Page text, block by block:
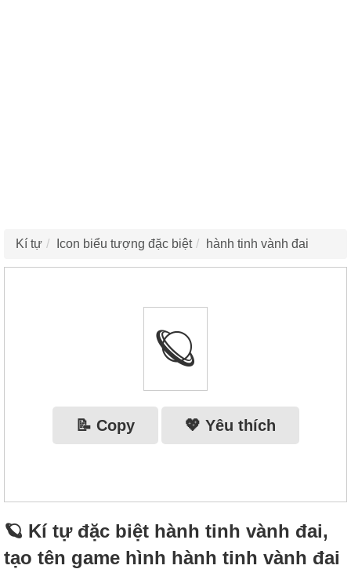
Kí tự Icon biểu tượng đặc biệt hành tinh vành đai
🪐
📝 Copy 💖 Yêu thích
🪐 Kí tự đặc biệt hành tinh vành đai,
tạo tên game hình hành tinh vành đai